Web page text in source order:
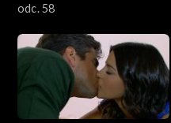
odc. 58